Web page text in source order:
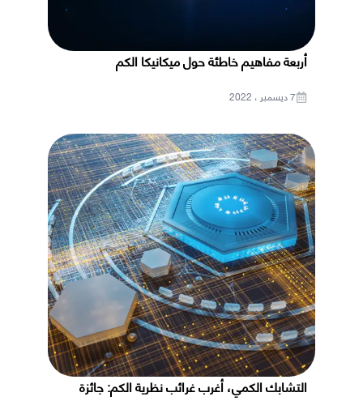
أربعة مفاهيم خاطئة حول ميكانيكا الكم
7 ديسمبر ، 2022
التشابك الكمي، أغرب غرائب نظرية الكم: جائزة